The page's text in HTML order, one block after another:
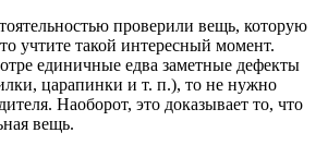
проверили вещь, которую
учтите такой интересный момент.
единичные едва заметные дефекты
царапинки и т. п.), то не нужно
Наоборот, это доказывает то, что
вещь.